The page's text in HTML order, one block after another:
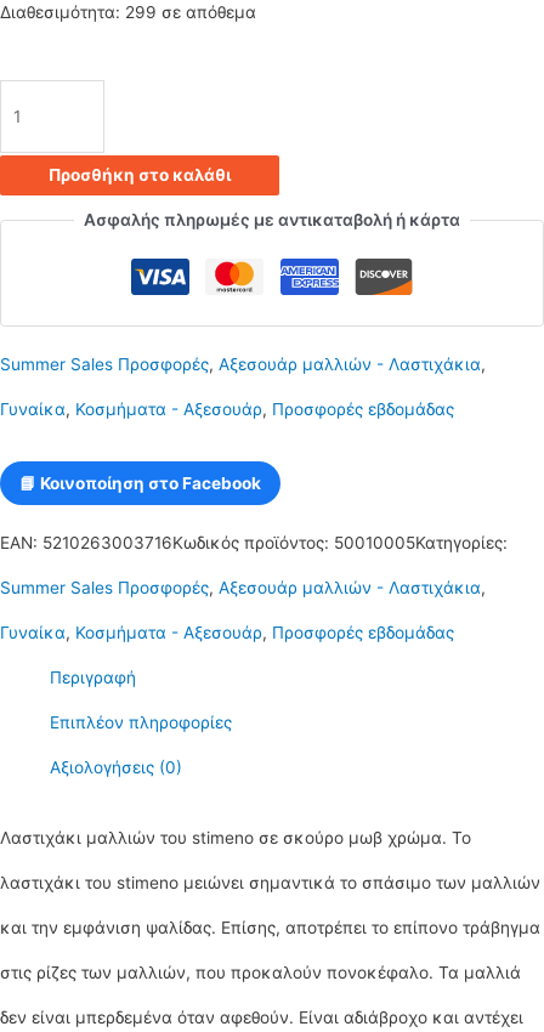
0.56€.είναι:
Διαθεσιμότητα: 299 σε απόθεμα
1
μωβ
ποσότητα
Προσθήκη στο καλάθι
Ασφαλής πληρωμές με αντικαταβολή ή κάρτα
Summer Sales Προσφορές, Αξεσουάρ μαλλιών - Λαστιχάκια,
Γυναίκα, Κοσμήματα - Αξεσουάρ, Προσφορές εβδομάδας
📘 Κοινοποίηση στο Facebook
EAN: 5210263003716Κωδικός προϊόντος: 50010005Κατηγορίες:
Summer Sales Προσφορές, Αξεσουάρ μαλλιών - Λαστιχάκια,
Γυναίκα, Κοσμήματα - Αξεσουάρ, Προσφορές εβδομάδας
Περιγραφή
Επιπλέον πληροφορίες
Αξιολογήσεις (0)
Λαστιχάκι μαλλιών του stimeno σε σκούρο μωβ χρώμα. Το
λαστιχάκι του stimeno μειώνει σημαντικά το σπάσιμο των μαλλιών
και την εμφάνιση ψαλίδας. Επίσης, αποτρέπει το επίπονο τράβηγμα
στις ρίζες των μαλλιών, που προκαλούν πονοκέφαλο. Τα μαλλιά
δεν είναι μπερδεμένα όταν αφεθούν. Είναι αδιάβροχο και αντέχει